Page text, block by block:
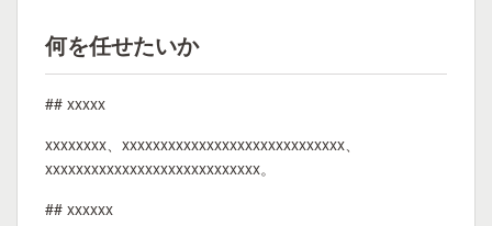
何を任せたいか
## xxxxx
xxxxxxxx、xxxxxxxxxxxxxxxxxxxxxxxxxxxxx、
xxxxxxxxxxxxxxxxxxxxxxxxxxxx。
## xxxxxx